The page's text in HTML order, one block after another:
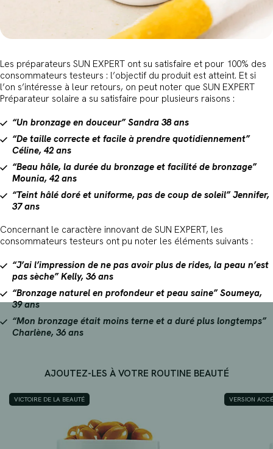
Les préparateurs SUN EXPERT ont su satisfaire et pour 100% des
consommateurs testeurs : l’objectif du produit est atteint. Et si
l’on s’intéresse à leur retours, on peut noter que SUN EXPERT
Préparateur solaire a su satisfaire pour plusieurs raisons :
“Un bronzage en douceur” Sandra 38 ans
“De taille correcte et facile à prendre quotidiennement”
Céline, 42 ans
“Beau hâle, la durée du bronzage et facilité de bronzage”
Mounia, 42 ans
“Teint hâlé doré et uniforme, pas de coup de soleil” Jennifer,
37 ans
Concernant le caractère innovant de SUN EXPERT, les
consommateurs testeurs ont pu noter les éléments suivants :
“J’ai l’impression de ne pas avoir plus de rides, la peau n’est
pas sèche” Kelly, 36 ans
“Bronzage naturel en profondeur et peau saine” Soumeya,
39 ans
“Mon bronzage était moins terne et a duré plus longtemps”
Charlène, 36 ans
AJOUTEZ-LES À VOTRE ROUTINE BEAUTÉ
VICTOIRE DE LA BEAUTÉ VERSION